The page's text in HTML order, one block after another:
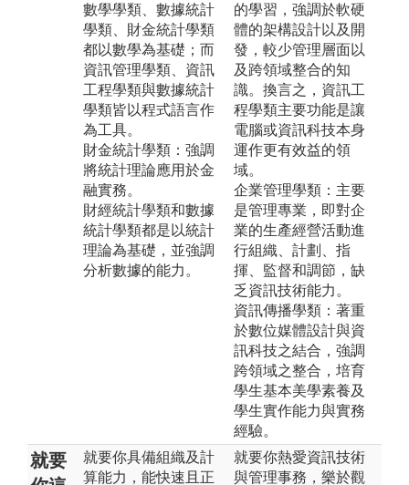
數學學類、數據統計
學類、財金統計學類
都以數學為基礎；而
資訊管理學類、資訊
工程學類與數據統計
學類皆以程式語言作
為工具。
財金統計學類：強調
將統計理論應用於金
融實務。
財經統計學類和數據
統計學類都是以統計
理論為基礎，並強調
分析數據的能力。
的學習，強調於軟硬
體的架構設計以及開
發，較少管理層面以
及跨領域整合的知
識。換言之，資訊工
程學類主要功能是讓
電腦或資訊科技本身
運作更有效益的領
域。
企業管理學類：主要
是管理專業，即對企
業的生產經營活動進
行組織、計劃、指
揮、監督和調節，缺
乏資訊技術能力。
資訊傳播學類：著重
於數位媒體設計與資
訊科技之結合，強調
跨領域之整合，培育
學生基本美學素養及
學生實作能力與實務
經驗。
就要
就要你具備組織及計
算能力，能快速且正
就要你熱愛資訊技術
與管理事務，樂於觀